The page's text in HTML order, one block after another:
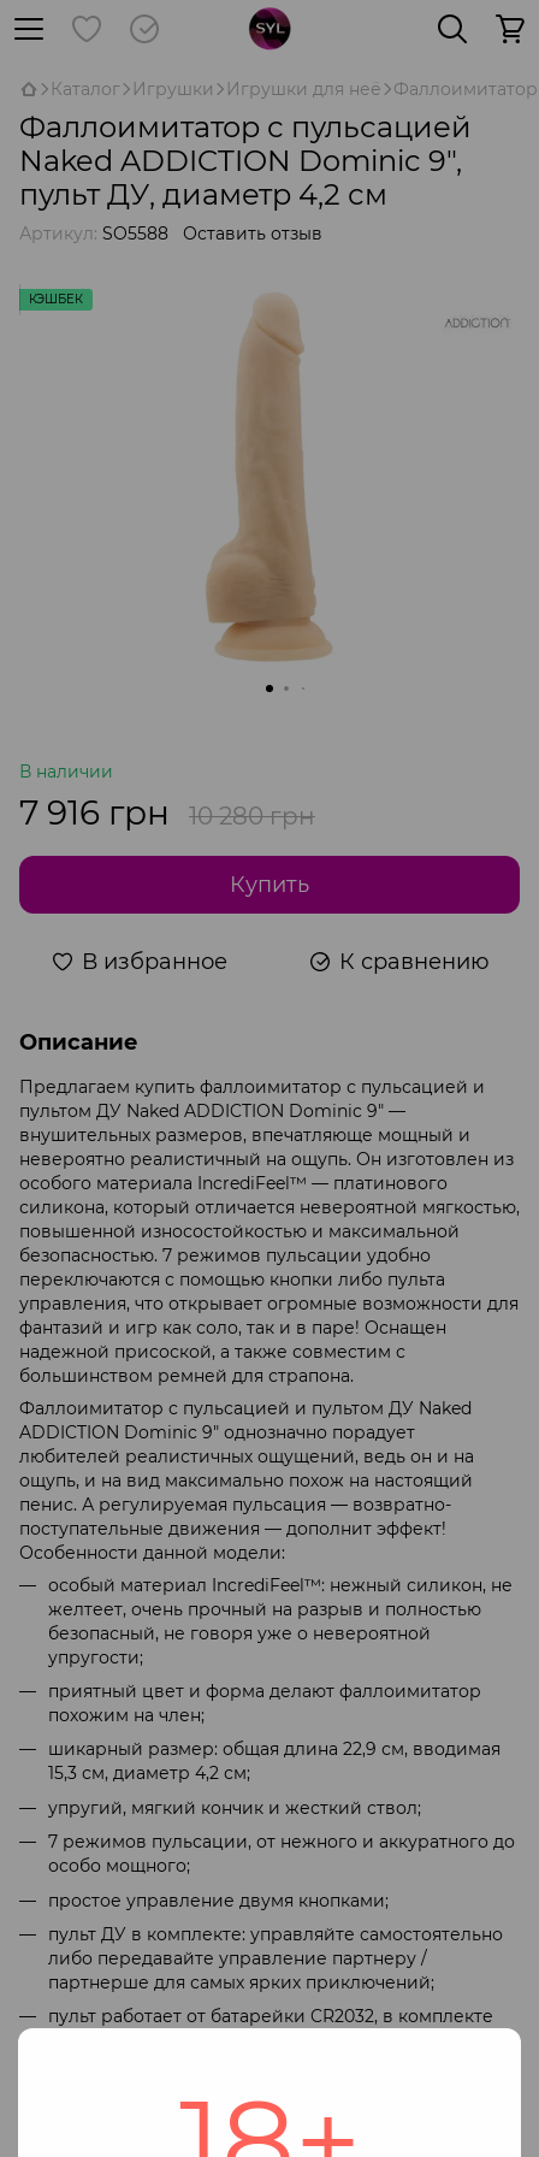
Каталог Игрушки Игрушки для неё
Фаллоимитатор с пульсацией
Naked ADDICTION Dominic 9″,
пульт ДУ, диаметр 4,2 см
Артикул: SO5588 Оставить отзыв
КЭШБЕК
В наличии
7 916 грн 10 280 грн
Купить
В избранное К сравнению
Описание
Предлагаем купить фаллоимитатор с пульсацией и
пультом ДУ Naked ADDICTION Dominic 9″ —
внушительных размеров, впечатляюще мощный и
невероятно реалистичный на ощупь. Он изготовлен из
особого материала IncrediFeel™ — платинового
силикона, который отличается невероятной мягкостью,
повышенной износостойкостью и максимальной
безопасностью. 7 режимов пульсации удобно
переключаются с помощью кнопки либо пульта
управления, что открывает огромные возможности для
фантазий и игр как соло, так и в паре! Оснащен
надежной присоской, а также совместим с
большинством ремней для страпона.
Фаллоимитатор с пульсацией и пультом ДУ Naked
ADDICTION Dominic 9″ однозначно порадует
любителей реалистичных ощущений, ведь он и на
ощупь, и на вид максимально похож на настоящий
пенис. А регулируемая пульсация — возвратно-
поступательные движения — дополнит эффект!
Особенности данной модели:
особый материал IncrediFeel™: нежный силикон, не
желтеет, очень прочный на разрыв и полностью
безопасный, не говоря уже о невероятной
упругости;
приятный цвет и форма делают фаллоимитатор
похожим на член;
шикарный размер: общая длина 22,9 см, вводимая
15,3 см, диаметр 4,2 см;
упругий, мягкий кончик и жесткий ствол;
7 режимов пульсации, от нежного и аккуратного до
особо мощного;
простое управление двумя кнопками;
пульт ДУ в комплекте: управляйте самостоятельно
либо передавайте управление партнеру /
партнерше для самых ярких приключений;
пульт работает от батарейки CR2032, в комплекте
Travel Lock: достаточно удерживать обе кнопки в
течение 4 секунд (до двойного отклика), чтобы
надежно их заблокировать — очень удобно в